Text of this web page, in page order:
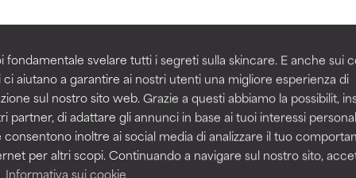
fondamentale svelare tutti i segreti sulla skincare. E anche sui
ci aiutano a garantire ai nostri utenti una migliore esperienza di
sul nostro sito web. Grazie a questi abbiamo la possibilit,
partner, di adattare gli annunci in base ai tuoi interessi
consentono inoltre ai social media di analizzare il tuo
per altri scopi. Continuando a navigare sul nostro sito,
Informativa sui cookie
BACK TO SEARCH
to assess ingredients in this dictionary. Regulations
irritante, ma può presentare problemi per come appare
problemi di altro tipo che ne limitano l'utilità.
irritante, ma può presentare problemi per come appare
problemi di altro tipo che ne limitano l'utilità.